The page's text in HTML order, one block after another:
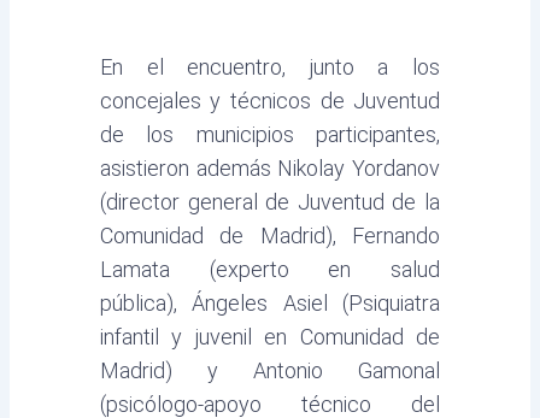
En el encuentro, junto a los
concejales y técnicos de Juventud
de los municipios participantes,
asistieron además Nikolay Yordanov
(director general de Juventud de la
Comunidad de Madrid), Fernando
Lamata (experto en salud
pública), Ángeles Asiel (Psiquiatra
infantil y juvenil en Comunidad de
Madrid) y Antonio Gamonal
(psicólogo-apoyo técnico del